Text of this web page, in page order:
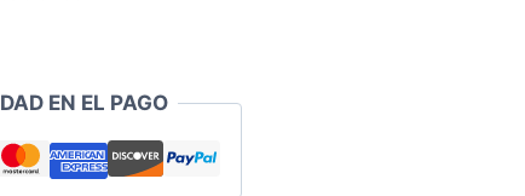
EN EL PAGO